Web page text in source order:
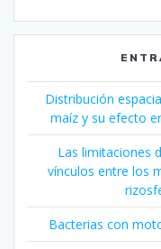
Distribución
maíz y su efecto
Las limitaciones
vínculos entre los
Bacterias con